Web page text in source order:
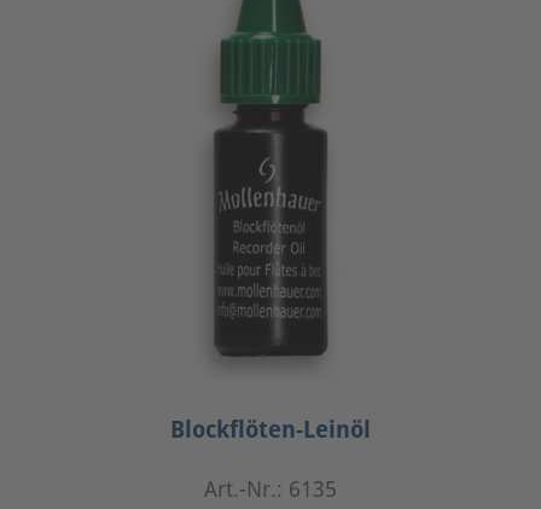
Blockflöten-Leinöl
Art.-Nr.: 6135